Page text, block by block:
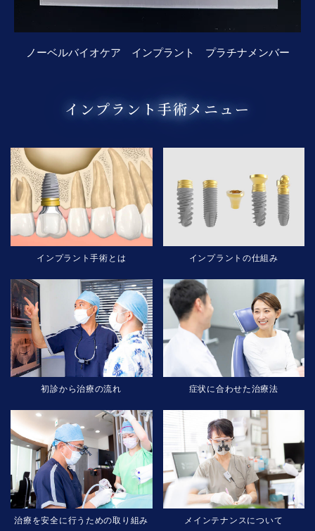
ノーベルバイオケア インプラント プラチナメンバー
インプラント手術メニュー
インプラント手術とは インプラントの仕組み
初診から治療の流れ 症状に合わせた治療法
治療を安全に行うための取り組み メインテナンスについて